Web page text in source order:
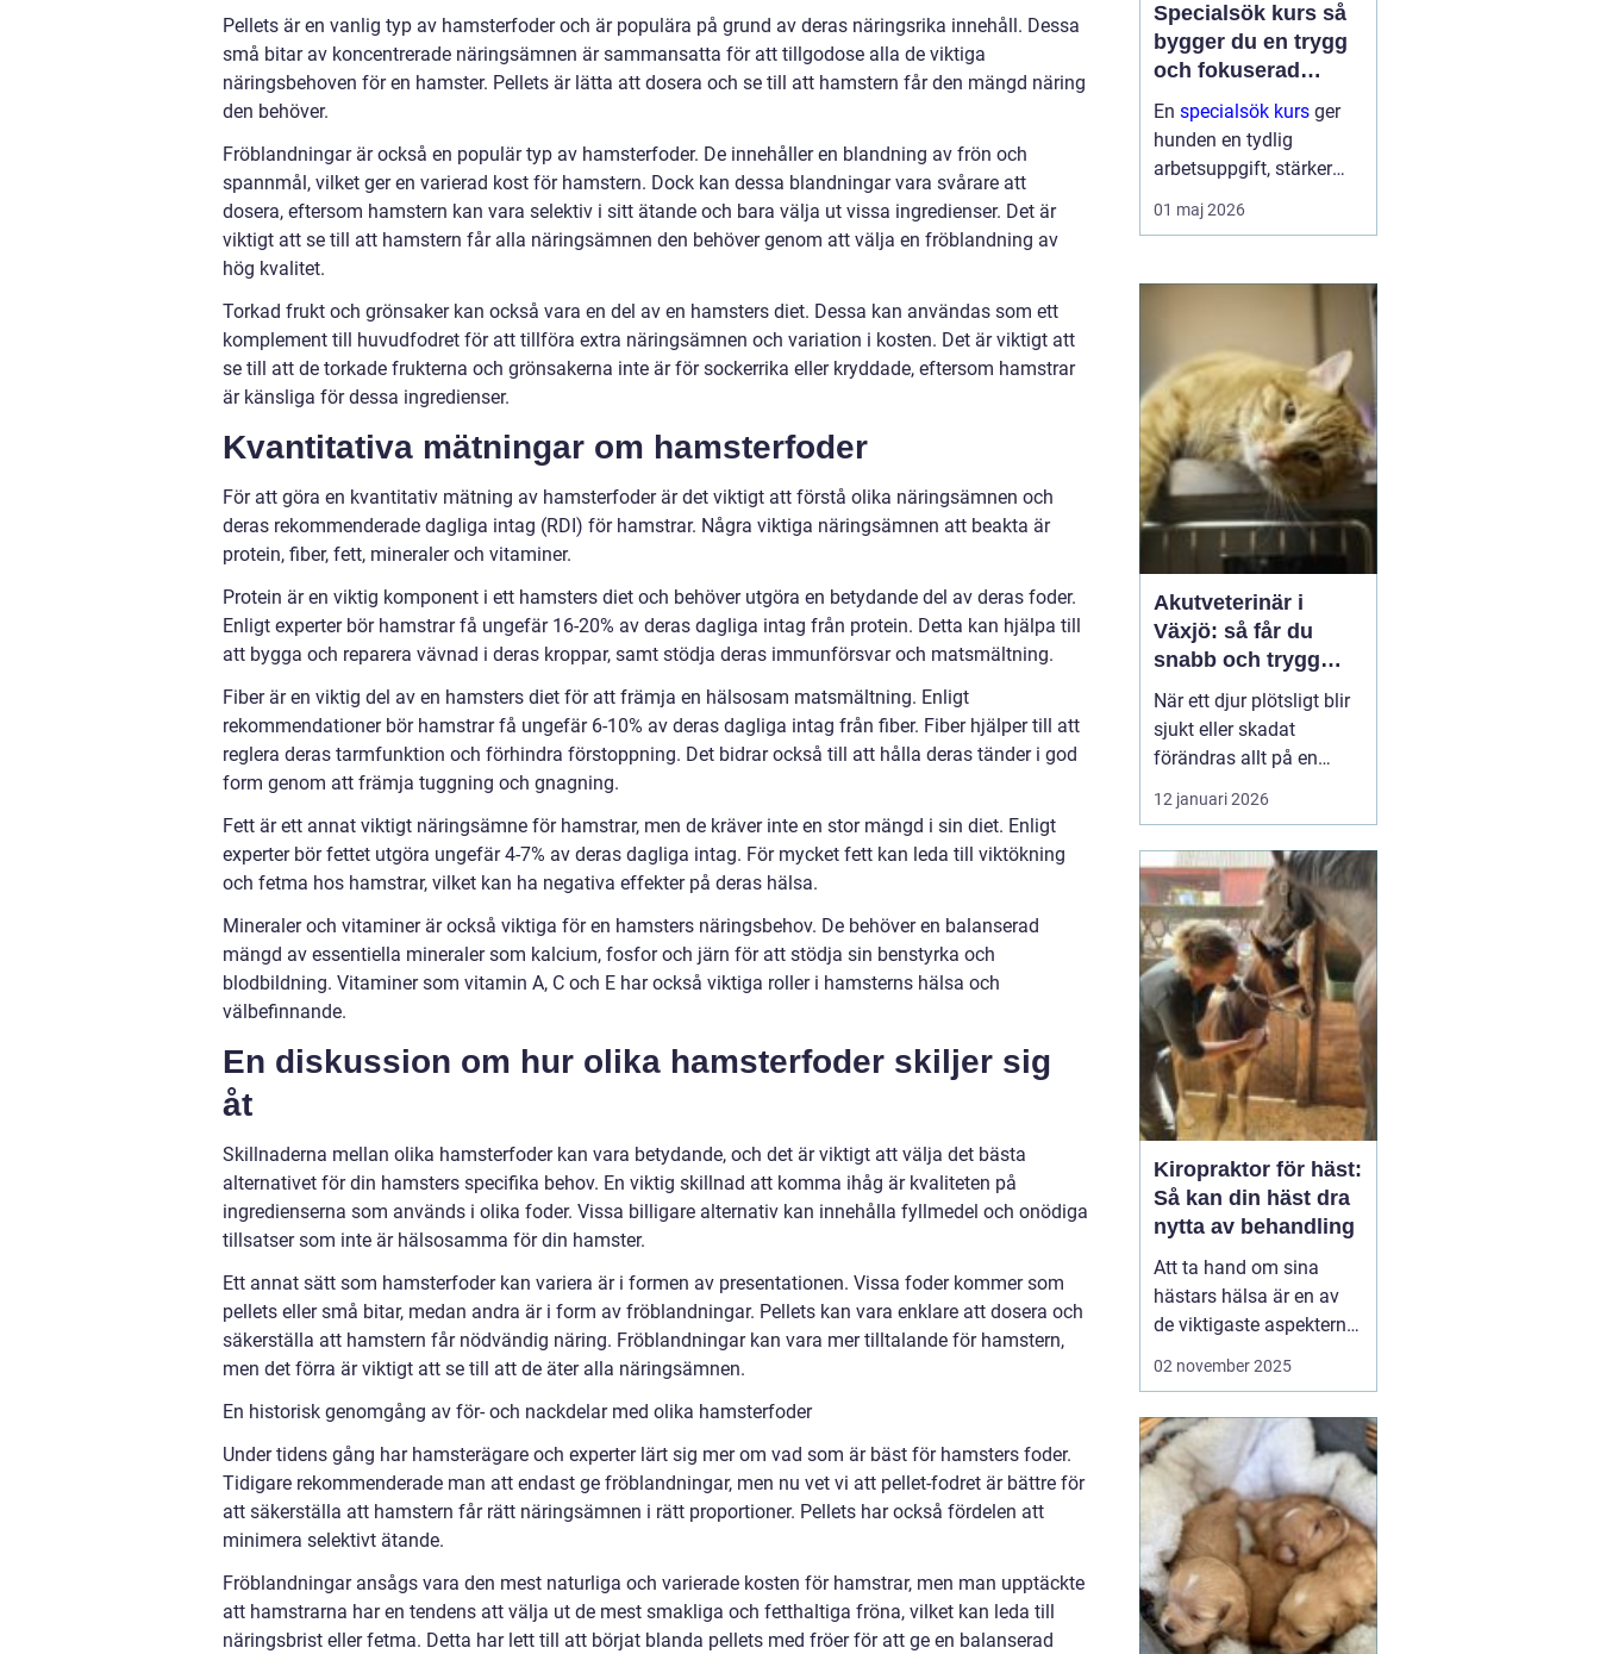
Pellets är en vanlig typ av hamsterfoder och är populära på grund av deras näringsrika innehåll. Dessa
små bitar av koncentrerade näringsämnen är sammansatta för att tillgodose alla de viktiga
näringsbehoven för en hamster. Pellets är lätta att dosera och se till att hamstern får den mängd näring
den behöver.
Fröblandningar är också en populär typ av hamsterfoder. De innehåller en blandning av frön och
spannmål, vilket ger en varierad kost för hamstern. Dock kan dessa blandningar vara svårare att
dosera, eftersom hamstern kan vara selektiv i sitt ätande och bara välja ut vissa ingredienser. Det är
viktigt att se till att hamstern får alla näringsämnen den behöver genom att välja en fröblandning av
hög kvalitet.
Torkad frukt och grönsaker kan också vara en del av en hamsters diet. Dessa kan användas som ett
komplement till huvudfodret för att tillföra extra näringsämnen och variation i kosten. Det är viktigt att
se till att de torkade frukterna och grönsakerna inte är för sockerrika eller kryddade, eftersom hamstrar
är känsliga för dessa ingredienser.
Kvantitativa mätningar om hamsterfoder
För att göra en kvantitativ mätning av hamsterfoder är det viktigt att förstå olika näringsämnen och
deras rekommenderade dagliga intag (RDI) för hamstrar. Några viktiga näringsämnen att beakta är
protein, fiber, fett, mineraler och vitaminer.
Protein är en viktig komponent i ett hamsters diet och behöver utgöra en betydande del av deras foder.
Enligt experter bör hamstrar få ungefär 16-20% av deras dagliga intag från protein. Detta kan hjälpa till
att bygga och reparera vävnad i deras kroppar, samt stödja deras immunförsvar och matsmältning.
Fiber är en viktig del av en hamsters diet för att främja en hälsosam matsmältning. Enligt
rekommendationer bör hamstrar få ungefär 6-10% av deras dagliga intag från fiber. Fiber hjälper till att
reglera deras tarmfunktion och förhindra förstoppning. Det bidrar också till att hålla deras tänder i god
form genom att främja tuggning och gnagning.
Fett är ett annat viktigt näringsämne för hamstrar, men de kräver inte en stor mängd i sin diet. Enligt
experter bör fettet utgöra ungefär 4-7% av deras dagliga intag. För mycket fett kan leda till viktökning
och fetma hos hamstrar, vilket kan ha negativa effekter på deras hälsa.
Mineraler och vitaminer är också viktiga för en hamsters näringsbehov. De behöver en balanserad
mängd av essentiella mineraler som kalcium, fosfor och järn för att stödja sin benstyrka och
blodbildning. Vitaminer som vitamin A, C och E har också viktiga roller i hamsterns hälsa och
välbefinnande.
En diskussion om hur olika hamsterfoder skiljer sig
åt
Skillnaderna mellan olika hamsterfoder kan vara betydande, och det är viktigt att välja det bästa
alternativet för din hamsters specifika behov. En viktig skillnad att komma ihåg är kvaliteten på
ingredienserna som används i olika foder. Vissa billigare alternativ kan innehålla fyllmedel och onödiga
tillsatser som inte är hälsosamma för din hamster.
Ett annat sätt som hamsterfoder kan variera är i formen av presentationen. Vissa foder kommer som
pellets eller små bitar, medan andra är i form av fröblandningar. Pellets kan vara enklare att dosera och
säkerställa att hamstern får nödvändig näring. Fröblandningar kan vara mer tilltalande för hamstern,
men det förra är viktigt att se till att de äter alla näringsämnen.
En historisk genomgång av för- och nackdelar med olika hamsterfoder
Under tidens gång har hamsterägare och experter lärt sig mer om vad som är bäst för hamsters foder.
Tidigare rekommenderade man att endast ge fröblandningar, men nu vet vi att pellet-fodret är bättre för
att säkerställa att hamstern får rätt näringsämnen i rätt proportioner. Pellets har också fördelen att
minimera selektivt ätande.
Fröblandningar ansågs vara den mest naturliga och varierade kosten för hamstrar, men man upptäckte
att hamstrarna har en tendens att välja ut de mest smakliga och fetthaltiga fröna, vilket kan leda till
näringsbrist eller fetma. Detta har lett till att börjat blanda pellets med fröer för att ge en balanserad
Specialsök kurs så
bygger du en trygg
och fokuserad
sökhund
En specialsök kurs ger
hunden en tydlig
arbetsuppgift, stärker
självförtroendet och
skapar ett bättre
och förare. Genom
specifika dofte...
01 maj 2026
Akutveterinär i
Växjö: så får du
snabb och trygg
hjälp för ditt djur
När ett djur plötsligt blir
sjukt eller skadat
förändras allt på en
sekund. Pulsen stiger,
oron tar över och många
samtidigt. Var finns
närmasteakut...
12 januari 2026
Kiropraktor för häst:
Så kan din häst dra
nytta av behandling
Att ta hand om sina
hästars hälsa är en av
de viktigaste aspekterna
av att vara hästägare.
både förbättra
prestationsförmågan
och f...
02 november 2025